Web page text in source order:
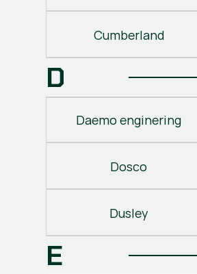
Cumberland
D
Daemo enginering
Dosco
Dusley
E